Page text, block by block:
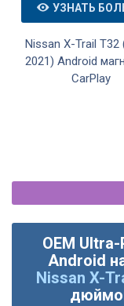
УЗНАТЬ
Nissan X-Trail T32
2021) Android
CarPlay
OEM
Android
Nissan X-